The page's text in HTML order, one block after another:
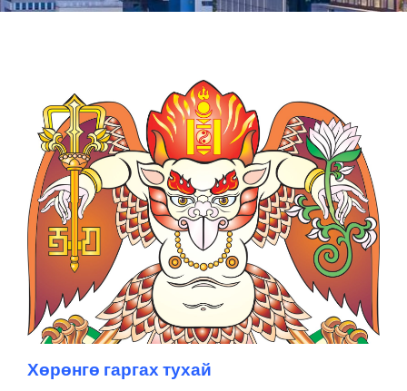
Хөрөнгө гаргах тухай